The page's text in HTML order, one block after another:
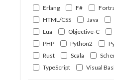
Erlang
F#
HTML/CSS
Java
Lua
Objective-C
PHP
Python2
Rust
Scala
TypeScript
Visual